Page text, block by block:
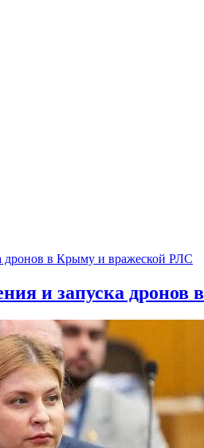
и запуска